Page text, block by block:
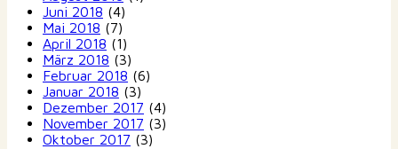
Juni 2018 (4)
Mai 2018 (7)
April 2018 (1)
März 2018 (3)
Februar 2018 (6)
Januar 2018 (3)
Dezember 2017 (4)
November 2017 (3)
Oktober 2017 (3)